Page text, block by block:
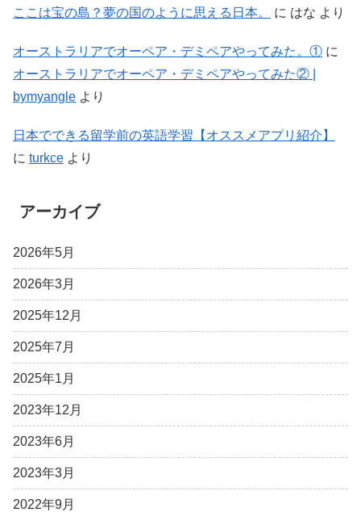
ここは宝の島？夢の国のように思える日本。 に はな より
オーストラリアでオーペア・デミペアやってみた。① に
オーストラリアでオーペア・デミペアやってみた② |
bymyangle より
日本でできる留学前の英語学習【オススメアプリ紹介】
に turkce より
アーカイブ
2026年5月
2026年3月
2025年12月
2025年7月
2025年1月
2023年12月
2023年6月
2023年3月
2022年9月